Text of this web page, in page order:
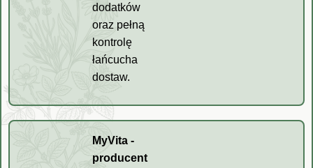
dodatków
oraz pełną
kontrolę
łańcucha
dostaw.
MyVita -
producent